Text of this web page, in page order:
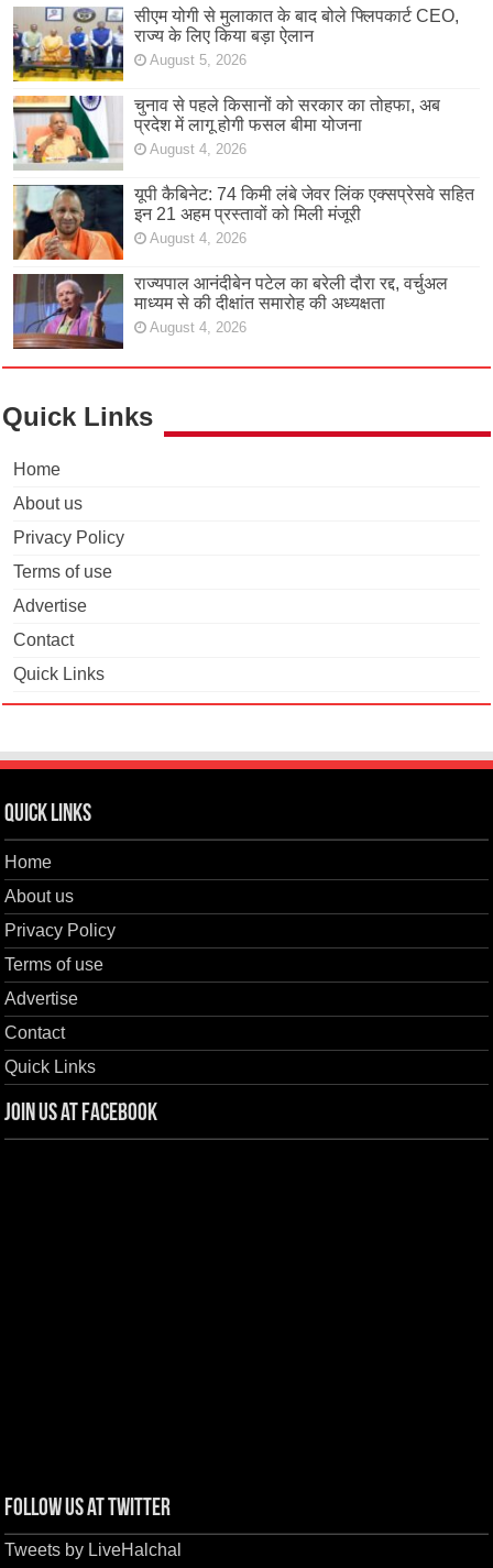
सीएम योगी से मुलाकात के बाद बोले फ्लिपकार्ट CEO,
राज्य के लिए किया बड़ा ऐलान
August 5, 2026
चुनाव से पहले किसानों को सरकार का तोहफा, अब
प्रदेश में लागू होगी फसल बीमा योजना
August 4, 2026
यूपी कैबिनेट: 74 किमी लंबे जेवर लिंक एक्सप्रेसवे सहित
इन 21 अहम प्रस्तावों को मिली मंजूरी
August 4, 2026
राज्यपाल आनंदीबेन पटेल का बरेली दौरा रद्द, वर्चुअल
माध्यम से की दीक्षांत समारोह की अध्यक्षता
August 4, 2026
Quick Links
Home
About us
Privacy Policy
Terms of use
Advertise
Contact
Quick Links
Quick Links
Home
About us
Privacy Policy
Terms of use
Advertise
Contact
Quick Links
Join us at Facebook
Follow us at Twitter
Tweets by LiveHalchal